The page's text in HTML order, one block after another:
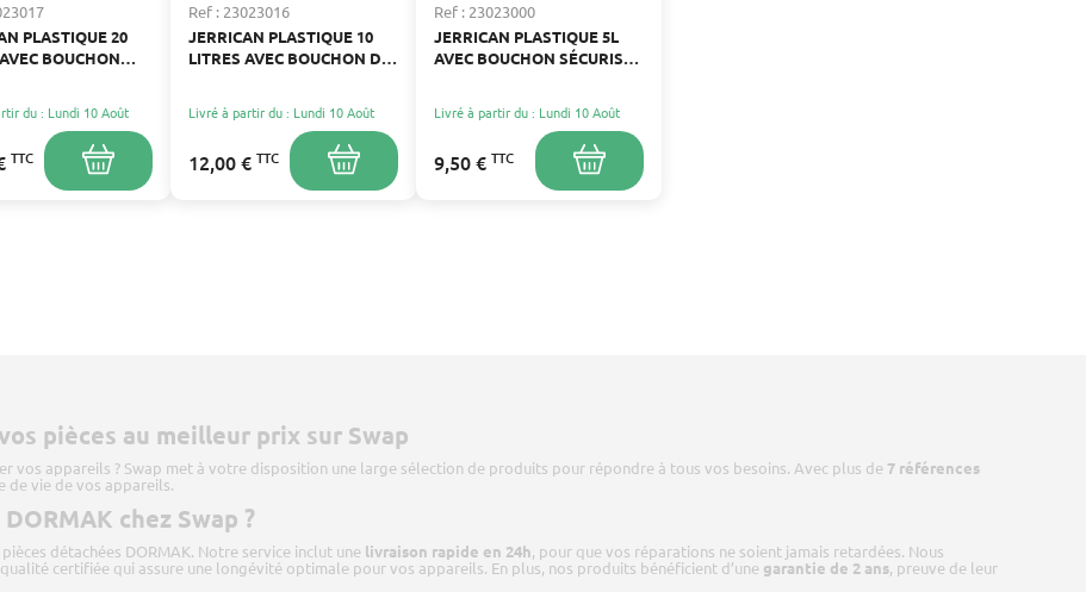
PLASTIQUE 20
BOUCHON
du : Lundi 10 Août
TTC
Ref : 23023016
JERRICAN PLASTIQUE 10
LITRES AVEC BOUCHON DE
Livré à partir du : Lundi 10 Août
12,00 € TTC
Ref : 23023000
JERRICAN PLASTIQUE 5L
AVEC BOUCHON SÉCURISÉ
Livré à partir du : Lundi 10 Août
9,50 € TTC
pièces au meilleur prix sur Swap
vos appareils ? Swap met à votre disposition une large sélection de produits pour répondre à tous vos besoins. Avec plus de 7 références
de vie de vos appareils.
chez Swap ?
détachées DORMAK. Notre service inclut une livraison rapide en 24h, pour que vos réparations ne soient jamais retardées. Nous
qualité certifiée qui assure une longévité optimale pour vos appareils. En plus, nos produits bénéficient d’une garantie de 2 ans, preuve de leur